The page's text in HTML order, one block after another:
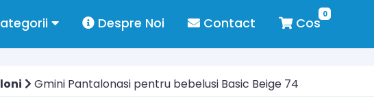
Despre Noi Contact
0
Cos
Gmini Pantalonasi pentru bebelusi Basic Beige 74